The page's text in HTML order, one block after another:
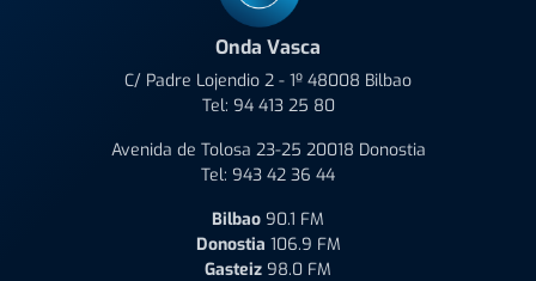
Onda Vasca
C/ Padre Lojendio 2 - 1º 48008 Bilbao
Tel: 94 413 25 80
Avenida de Tolosa 23-25 20018 Donostia
Tel: 943 42 36 44
Bilbao 90.1 FM
Donostia 106.9 FM
Gasteiz 98.0 FM